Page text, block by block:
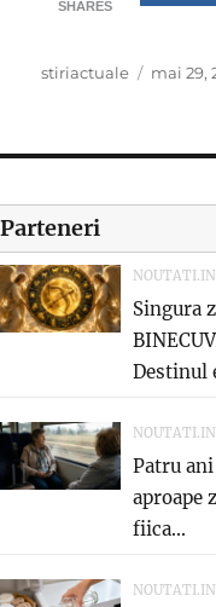
SHARES
Author
stiriactuale
Posted
mai 29,
Parteneri
Singura
Destinul
Patru
aproape
fiica...